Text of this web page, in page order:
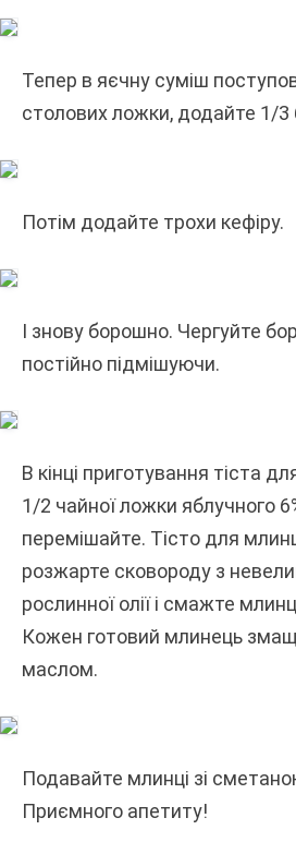
Тепер в яєчну суміш
столових ложки, додайте 1/3
Потім додайте трохи кефіру.
І знову борошно. Чергуйте
постійно підмішуючи.
В кінці приготування тіста
1/2 чайної ложки яблучного
перемішайте. Тісто для
розжарте сковороду з
рослинної олії і смажте
Кожен готовий млинець
маслом.
Подавайте млинці зі
Приємного апетиту!